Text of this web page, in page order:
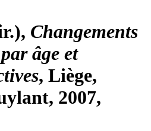
Changements
âge et
, Liège,
2007,